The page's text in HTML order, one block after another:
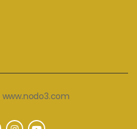
www.nodo3.com